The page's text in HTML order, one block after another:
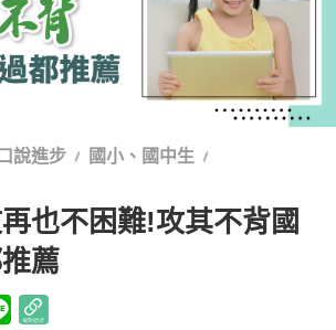
說進步
國小、國中生
也不困難!攻其不背國
薦